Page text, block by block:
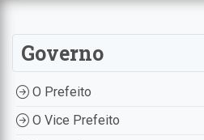
Governo
O Prefeito
O Vice Prefeito